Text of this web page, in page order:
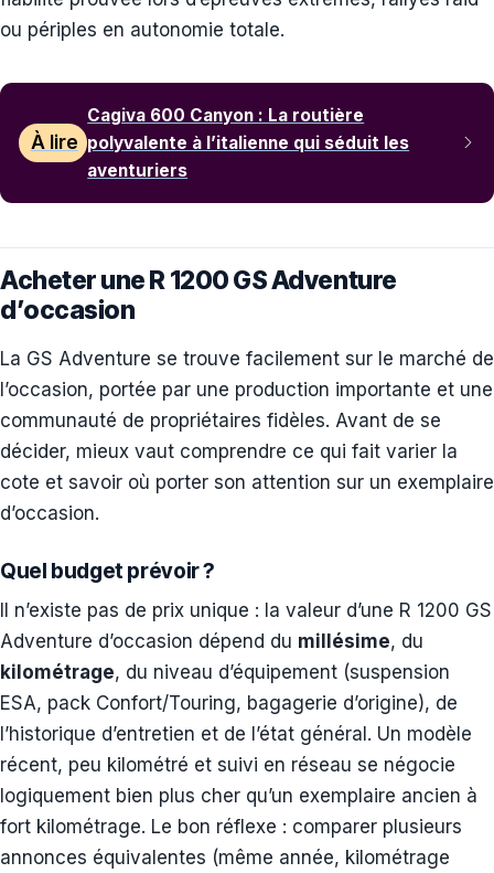
ou périples en autonomie totale.
À lire
Cagiva 600 Canyon : La routière
polyvalente à l’italienne qui séduit les
aventuriers
Acheter une R 1200 GS Adventure
d’occasion
La GS Adventure se trouve facilement sur le marché de
l’occasion, portée par une production importante et une
communauté de propriétaires fidèles. Avant de se
décider, mieux vaut comprendre ce qui fait varier la
cote et savoir où porter son attention sur un exemplaire
d’occasion.
Quel budget prévoir ?
Il n’existe pas de prix unique : la valeur d’une R 1200 GS
Adventure d’occasion dépend du millésime, du
kilométrage, du niveau d’équipement (suspension
ESA, pack Confort/Touring, bagagerie d’origine), de
l’historique d’entretien et de l’état général. Un modèle
récent, peu kilométré et suivi en réseau se négocie
logiquement bien plus cher qu’un exemplaire ancien à
fort kilométrage. Le bon réflexe : comparer plusieurs
annonces équivalentes (même année, kilométrage